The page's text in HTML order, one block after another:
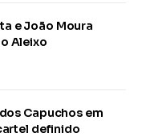
e João Moura
Aleixo
Capuchos em
definido